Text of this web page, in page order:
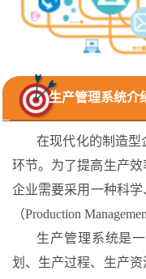
生产管理系统介
在现代化的制造型
环节。为了提高生产效
企业需要采用一种科
（Production
生产管理系统是
划、生产过程、生产